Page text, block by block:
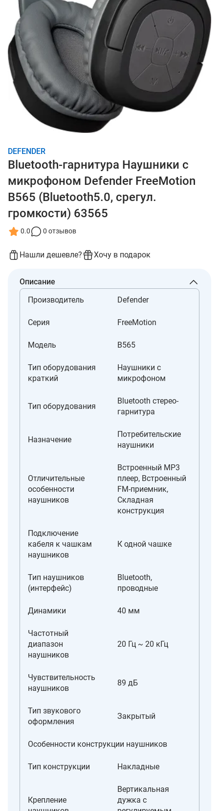
DEFENDER
Bluetooth-гарнитура Наушники с
микрофоном Defender FreeMotion
B565 (Bluetooth5.0, срегул.
громкости) 63565
0.0 0 отзывов
Нашли дешевле? Хочу в подарок
Описание
Производитель
Defender
Серия FreeMotion
Модель B565
Тип оборудования
краткий
Наушники с
микрофоном
Тип оборудования
Bluetooth стерео-
гарнитура
Назначение
Потребительские
наушники
Отличительные
особенности
наушников
Встроенный MP3
плеер, Встроенный
FM-приемник,
Складная
конструкция
Подключение
кабеля к чашкам
наушников
К одной чашке
Тип наушников
(интерфейс)
Bluetooth,
проводные
Динамики 40 мм
Частотный
диапазон
наушников
20 Гц ~ 20 кГц
Чувствительность
наушников
89 дБ
Тип звукового
оформления
Закрытый
Особенности конструкции наушников
Тип конструкции Накладные
Крепление
Вертикальная
дужка с